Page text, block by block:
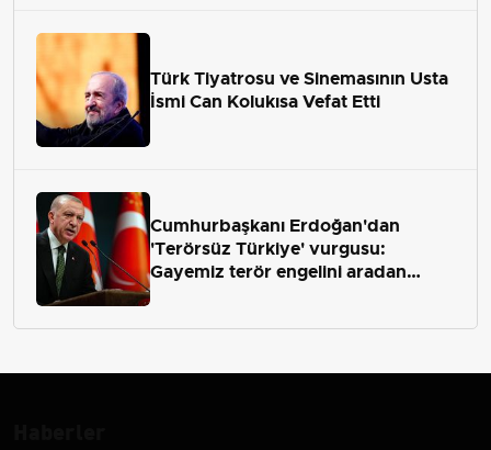
Türk Tiyatrosu ve Sinemasının Usta
İsmi Can Kolukısa Vefat Etti
Cumhurbaşkanı Erdoğan'dan
'Terörsüz Türkiye' vurgusu:
Gayemiz terör engelini aradan